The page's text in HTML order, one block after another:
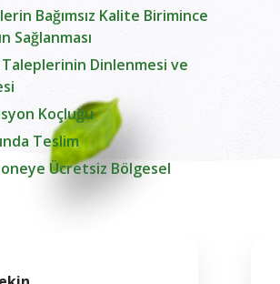
Bağımsız Kalite Birimince
Sağlanması
Dinlenmesi ve
Koçluğu
Teslim
Ücretsiz Bölgesel